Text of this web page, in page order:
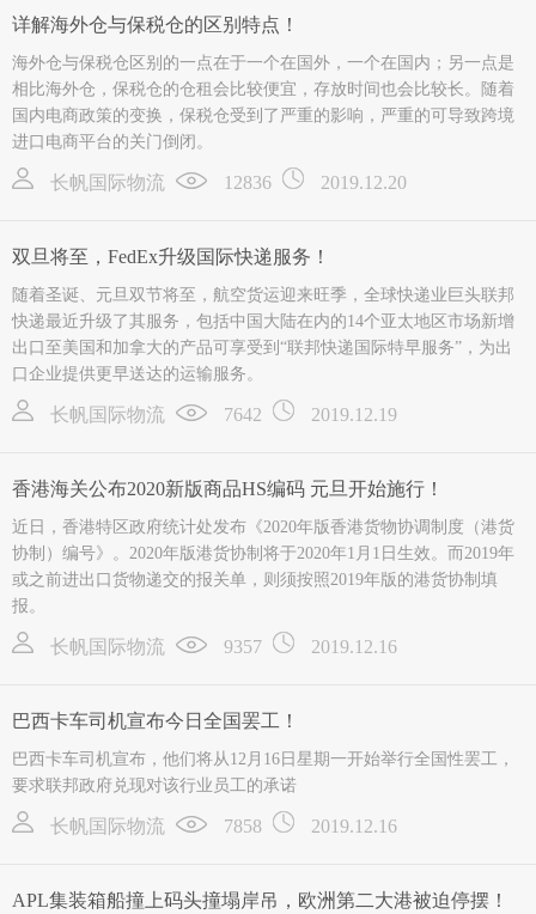
详解海外仓与保税仓的区别特点！
海外仓与保税仓区别的一点在于一个在国外，一个在国内；另一点是
相比海外仓，保税仓的仓租会比较便宜，存放时间也会比较长。随着
国内电商政策的变换，保税仓受到了严重的影响，严重的可导致跨境
进口电商平台的关门倒闭。
长帆国际物流 12836 2019.12.20
双旦将至，FedEx升级国际快递服务！
随着圣诞、元旦双节将至，航空货运迎来旺季，全球快递业巨头联邦
快递最近升级了其服务，包括中国大陆在内的14个亚太地区市场新增
出口至美国和加拿大的产品可享受到“联邦快递国际特早服务”，为出
口企业提供更早送达的运输服务。
长帆国际物流 7642 2019.12.19
香港海关公布2020新版商品HS编码 元旦开始施行！
近日，香港特区政府统计处发布《2020年版香港货物协调制度（港货
协制）编号》。2020年版港货协制将于2020年1月1日生效。而2019年
或之前进出口货物递交的报关单，则须按照2019年版的港货协制填
报。
长帆国际物流 9357 2019.12.16
巴西卡车司机宣布今日全国罢工！
巴西卡车司机宣布，他们将从12月16日星期一开始举行全国性罢工，
要求联邦政府兑现对该行业员工的承诺
长帆国际物流 7858 2019.12.16
APL集装箱船撞上码头撞塌岸吊，欧洲第二大港被迫停摆！